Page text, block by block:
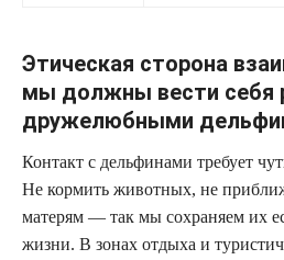
Этическая сторона
мы должны вести себя
дружелюбными
Контакт с дельфинами требует
Не кормить животных, не
матерям — так мы сохраняем их
жизни. В зонах отдыха и